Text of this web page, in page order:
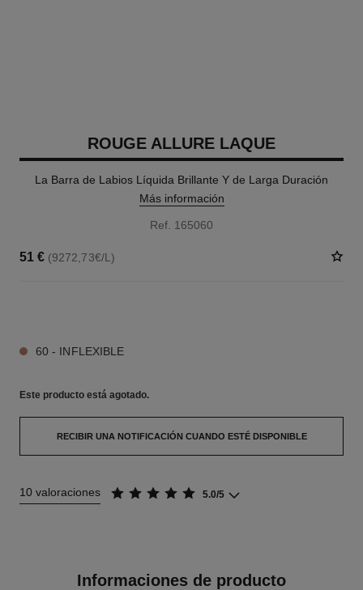
ROUGE ALLURE LAQUE
La Barra de Labios Líquida Brillante Y de Larga Duración
Más información
Ref. 165060
51 € (9272,73€/L)
60 - INFLEXIBLE
Este producto está agotado.
RECIBIR UNA NOTIFICACIÓN CUANDO ESTÉ DISPONIBLE
10 valoraciones 5.0/5
Informaciones de producto